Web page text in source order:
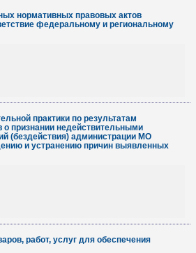
нормативных правовых актов
федеральному и региональному
практики по результатам
признании недействительными
(бездействия) администрации МО
и устранению причин выявленных
работ, услуг для обеспечения